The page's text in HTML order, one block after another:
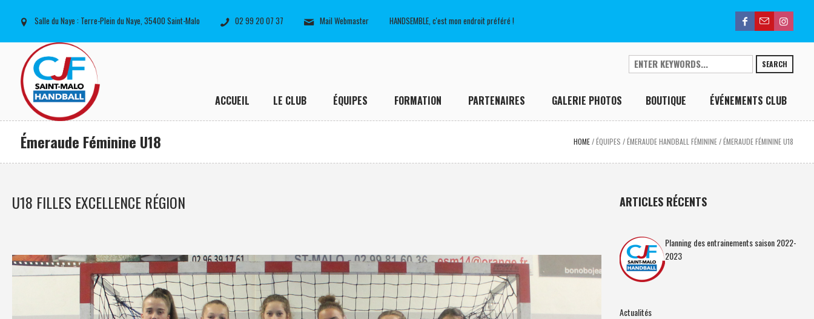
Salle du Naye : Terre-Plein du Naye, 35400 Saint-Malo 02 99 20 07 37 Mail Webmaster HANDSEMBLE, c'est mon endroit préféré !
SEARCH
ACCUEIL LE CLUB ÉQUIPES FORMATION PARTENAIRES GALERIE PHOTOS BOUTIQUE ÉVÉNEMENTS CLUB
Émeraude Féminine U18 HOME /ÉQUIPES /ÉMERAUDE HANDBALL FÉMININE /ÉMERAUDE FÉMININE U18
U18 FILLES EXCELLENCE RÉGION ARTICLES RÉCENTS
Planning des entrainements saison 2022-
2023
Actualités